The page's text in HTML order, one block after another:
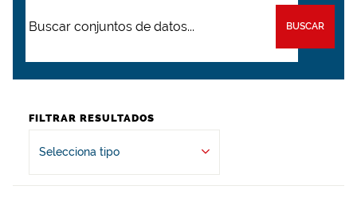
BUSCAR
FILTRAR RESULTADOS
Selecciona tipo